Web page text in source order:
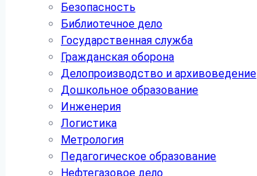
Безопасность
Библиотечное дело
Государственная служба
Гражданская оборона
Делопроизводство и архивоведение
Дошкольное образование
Инженерия
Логистика
Метрология
Педагогическое образование
Нефтегазовое дело